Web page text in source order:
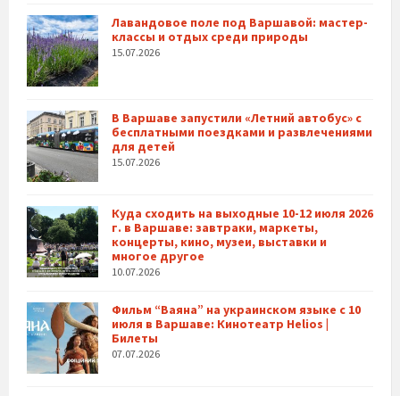
Лавандовое поле под Варшавой: мастер-
классы и отдых среди природы
15.07.2026
В Варшаве запустили «Летний автобус» с
бесплатными поездками и развлечениями
для детей
15.07.2026
Куда сходить на выходные 10-12 июля 2026
г. в Варшаве: завтраки, маркеты,
концерты, кино, музеи, выставки и
многое другое
10.07.2026
Фильм “Ваяна” на украинском языке с 10
июля в Варшаве: Кинотеатр Helios |
Билеты
07.07.2026